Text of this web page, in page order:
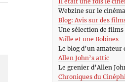
Webzine sur le cinéma
Blog: Avis sur des
Une sélection de
Mille et une Bobines
Le blog d’un amateur
Allen John’s attic
Le grenier d’Allen
Chroniques du